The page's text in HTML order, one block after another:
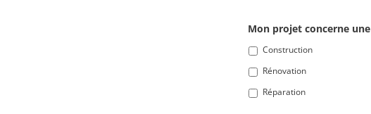
Mon projet concerne une
Construction
Rénovation
Réparation